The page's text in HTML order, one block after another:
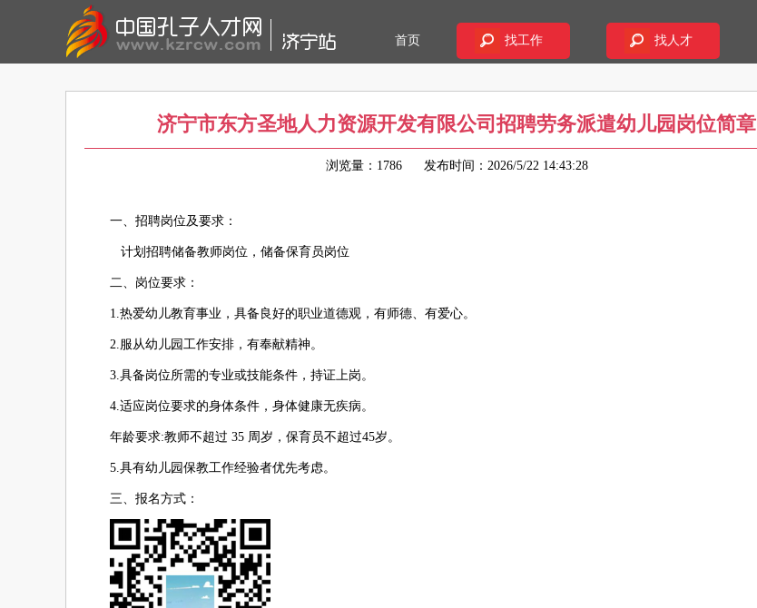
首页 找工作 找人才
济宁市东方圣地人力资源开发有限公司招聘劳务派遣幼儿园岗位简章
浏览量：1786 发布时间：2026/5/22 14:43:28
一、招聘岗位及要求：
计划招聘储备教师岗位，储备保育员岗位
二、岗位要求：
1.热爱幼儿教育事业，具备良好的职业道德观，有师德、有爱心。
2.服从幼儿园工作安排，有奉献精神。
3.具备岗位所需的专业或技能条件，持证上岗。
4.适应岗位要求的身体条件，身体健康无疾病。
年龄要求:教师不超过 35 周岁，保育员不超过45岁。
5.具有幼儿园保教工作经验者优先考虑。
三、报名方式：